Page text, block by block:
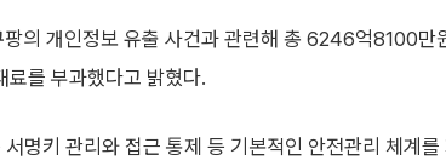
팡의 개인정보 유출 사건과 관련해 총 6246억8100만
를 부과했다고 밝혔다.
명키 관리와 접근 통제 등 기본적인 안전관리 체계를